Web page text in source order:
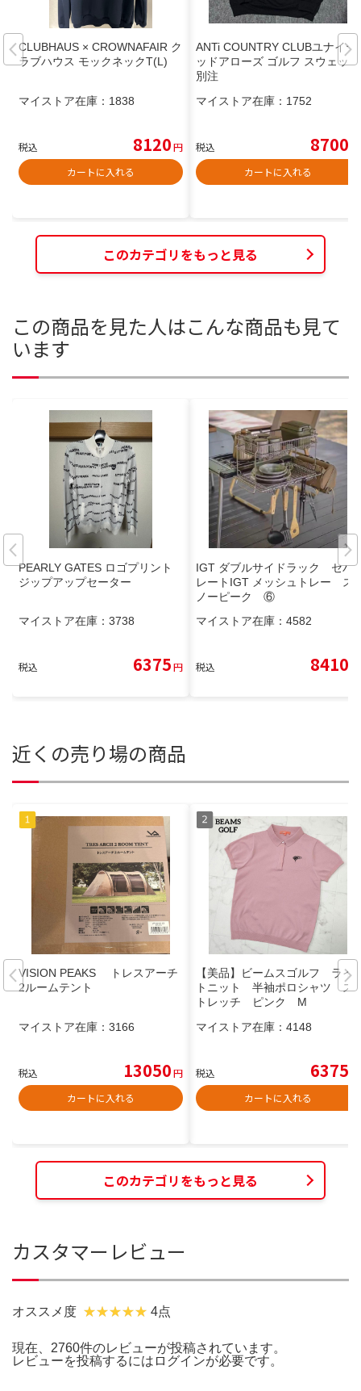
CLUBHAUS × CROWNAFAIR ク
ラブハウス モックネックT(L)
マイストア在庫： 1838
税込 8120円
カートに入れる
ANTi COUNTRY CLUBユナイテ
ッドアローズ ゴルフ スウェット
別注
マイストア在庫： 1752
税込 8700
カートに入れる
このカテゴリをもっと見る
この商品を見た人はこんな商品も見て
います
PEARLY GATES ロゴプリント
ジップアップセーター
マイストア在庫： 3738
税込 6375円
IGT ダブルサイドラック セパ
レートIGT メッシュトレー ス
ノーピーク ⑥
マイストア在庫： 4582
税込 8410
近くの売り場の商品
VISION PEAKS トレスアーチ
2ルームテント
マイストア在庫： 3166
税込 13050円
カートに入れる
【美品】ビームスゴルフ ライ
トニット 半袖ポロシャツ ス
トレッチ ピンク M
マイストア在庫： 4148
税込 6375
カートに入れる
このカテゴリをもっと見る
カスタマーレビュー
オススメ度 4点
現在、2760件のレビューが投稿されています。
レビューを投稿するには ログインが必要です。